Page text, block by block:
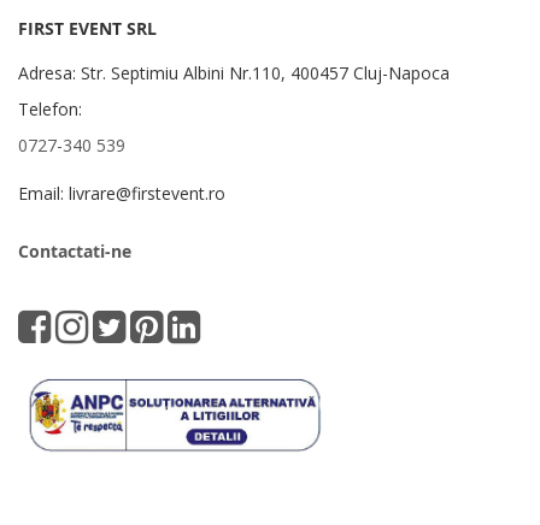
FIRST EVENT SRL
Adresa: Str. Septimiu Albini Nr.110, 400457 Cluj-Napoca
Telefon:
0727-340 539
Email: livrare@firstevent.ro
Contactati-ne